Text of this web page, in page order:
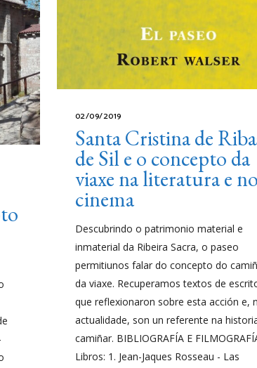
02/09/2019
Santa Cristina de
de Sil e o concepto da
viaxe na literatura e no
cinema
Descubrindo o patrimonio material e
inmaterial da Ribeira Sacra, o paseo
permitiunos falar do concepto do
da viaxe. Recuperamos textos de
que reflexionaron sobre esta acción e,
actualidade, son un referente na
camiñar. BIBLIOGRAFÍA E
Libros: 1. Jean-Jaques Rosseau - Las